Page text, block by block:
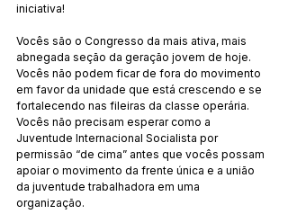
iniciativa!
Vocês são o Congresso da mais ativa, mais
abnegada seção da geração jovem de hoje.
Vocês não podem ficar de fora do movimento
em favor da unidade que está crescendo e se
fortalecendo nas fileiras da classe operária.
Vocês não precisam esperar como a
Juventude Internacional Socialista por
permissão “de cima” antes que vocês possam
apoiar o movimento da frente única e a união
da juventude trabalhadora em uma
organização.